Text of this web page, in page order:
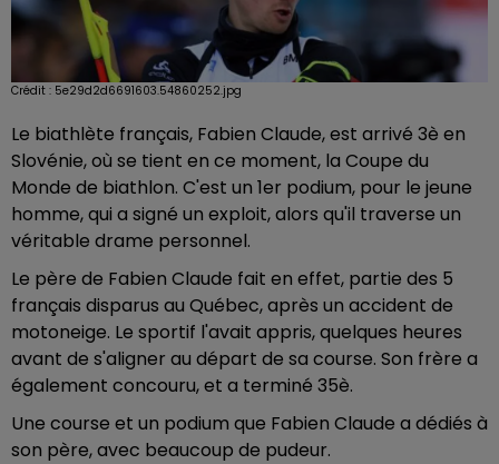
Crédit : 5e29d2d6691603.54860252.jpg
Le biathlète français, Fabien Claude, est arrivé 3è en
Slovénie, où se tient en ce moment, la Coupe du
Monde de biathlon. C'est un 1er podium, pour le jeune
homme, qui a signé un exploit, alors qu'il traverse un
véritable drame personnel.
Le père de Fabien Claude fait en effet, partie des 5
français disparus au Québec, après un accident de
motoneige. Le sportif l'avait appris, quelques heures
avant de s'aligner au départ de sa course. Son frère a
également concouru, et a terminé 35è.
Une course et un podium que Fabien Claude a dédiés à
son père, avec beaucoup de pudeur.